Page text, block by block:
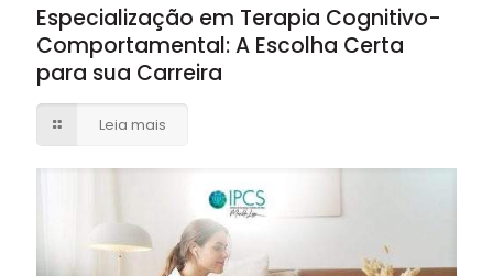
Especialização em Terapia Cognitivo-
Comportamental: A Escolha Certa
para sua Carreira
Leia mais